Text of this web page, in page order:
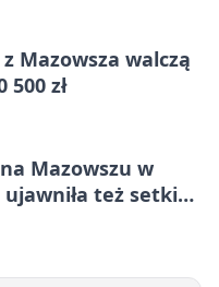
Mazowsza walczą
zł
Mazowszu w
też setki